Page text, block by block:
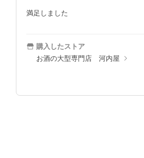
満足しました
購入したストア
お酒の大型専門店 河内屋